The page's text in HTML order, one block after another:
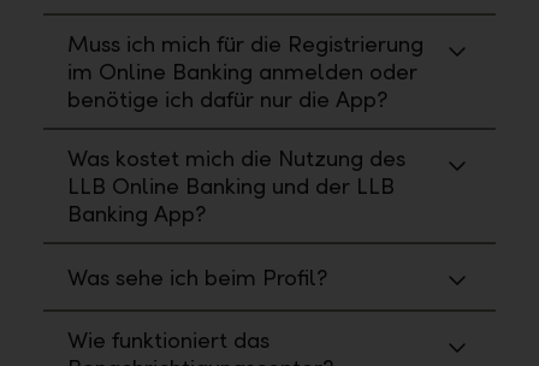
Muss ich mich für die Registrierung
im Online Banking anmelden oder
benötige ich dafür nur die App?
Was kostet mich die Nutzung des
LLB Online Banking und der LLB
Banking App?
Was sehe ich beim Profil?
Wie funktioniert das